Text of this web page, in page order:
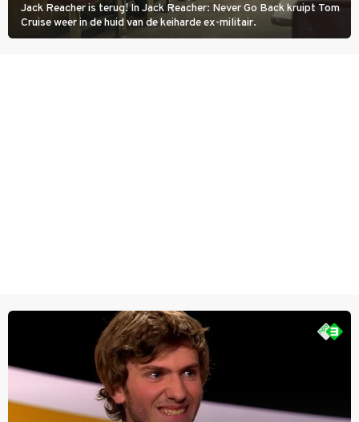
Jack Reacher is terug! In Jack Reacher: Never Go Back kruipt Tom
Cruise weer in de huid van de keiharde ex-militair.